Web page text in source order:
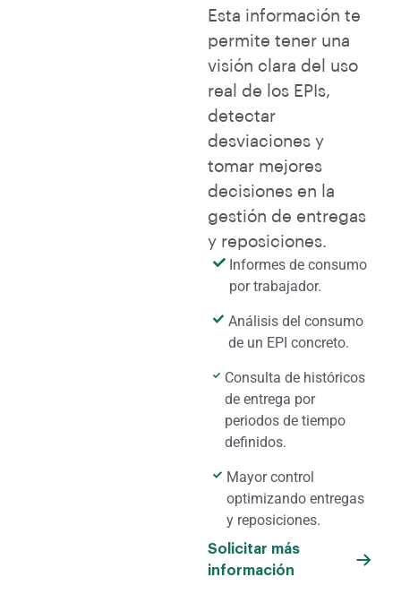
Esta información te
permite tener una
visión clara del uso
real de los EPIs,
detectar
desviaciones y
tomar mejores
decisiones en la
gestión de entregas
y reposiciones.
Informes de consumo
por trabajador.
Análisis del consumo
de un EPI concreto.
Consulta de históricos
de entrega por
periodos de tiempo
definidos.
Mayor control
optimizando entregas
y reposiciones.
Solicitar más
información